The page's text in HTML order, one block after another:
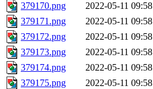
379170.png
2022-05-11 09:58
379171.png
2022-05-11 09:58
379172.png
2022-05-11 09:58
379173.png
2022-05-11 09:58
379174.png
2022-05-11 09:58
379175.png
2022-05-11 09:58